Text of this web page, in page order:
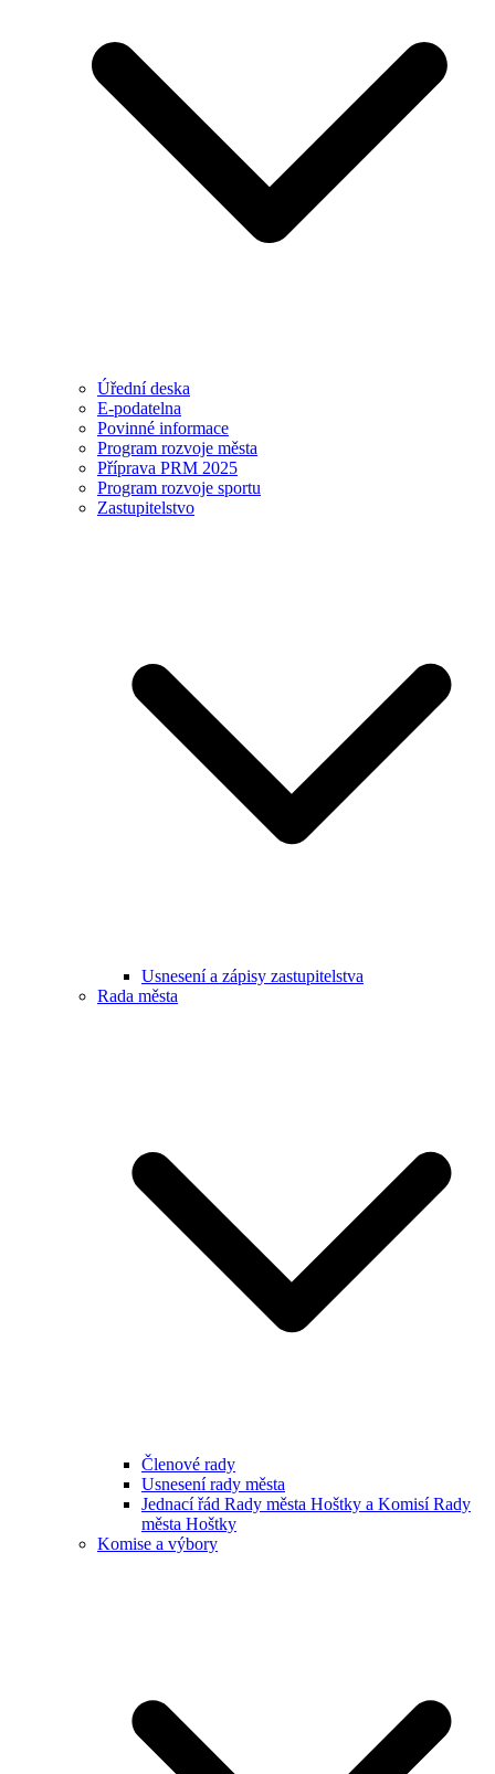
Úřední deska
E-podatelna
Povinné informace
Program rozvoje města
Příprava PRM 2025
Program rozvoje sportu
Zastupitelstvo
Usnesení a zápisy zastupitelstva
Rada města
Členové rady
Usnesení rady města
Jednací řád Rady města Hoštky a Komisí Rady
města Hoštky
Komise a výbory